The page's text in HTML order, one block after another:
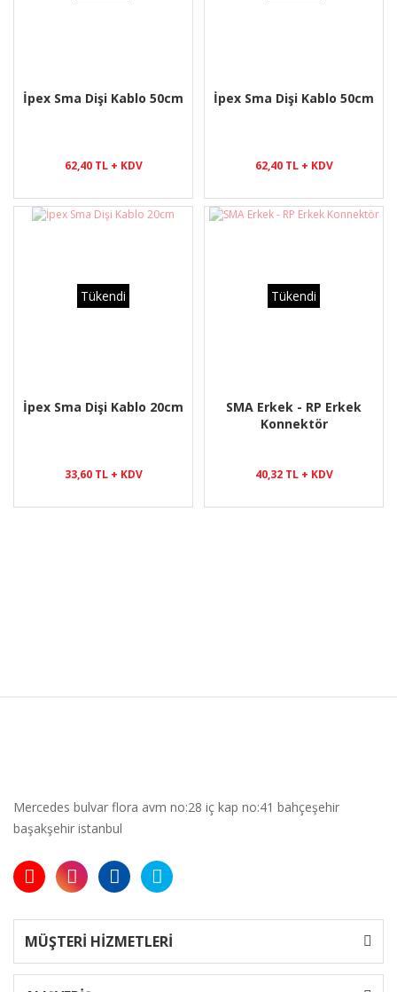
İpex Sma Dişi Kablo 50cm
62,40 TL + KDV
İpex Sma Dişi Kablo 50cm
62,40 TL + KDV
Tükendi
İpex Sma Dişi Kablo 20cm
33,60 TL + KDV
Tükendi
SMA Erkek - RP Erkek
Konnektör
40,32 TL + KDV
Mercedes bulvar flora avm no:28 iç kap no:41 bahçeşehir
başakşehir istanbul
MÜŞTERİ HİZMETLERİ